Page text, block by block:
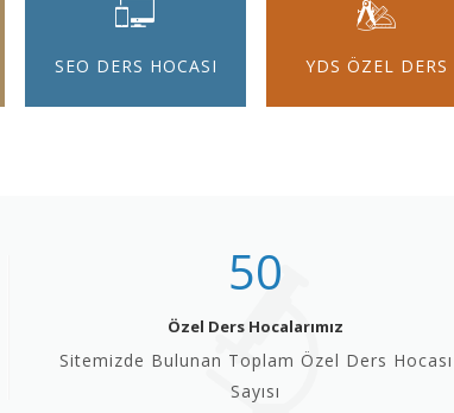
SEO DERS HOCASI YDS ÖZEL DERS
50
Özel Ders Hocalarımız
Sitemizde Bulunan Toplam Özel Ders Hocası
Sayısı